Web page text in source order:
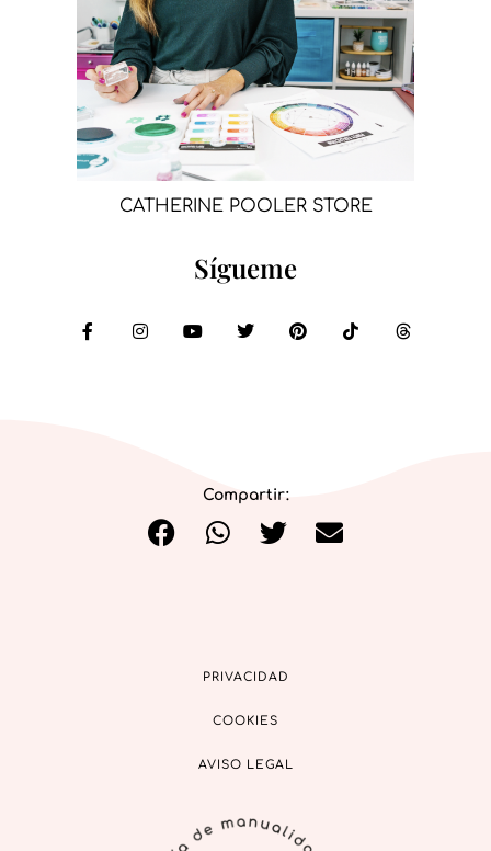
CATHERINE POOLER STORE
Sígueme
Compartir:
PRIVACIDAD
COOKIES
AVISO LEGAL